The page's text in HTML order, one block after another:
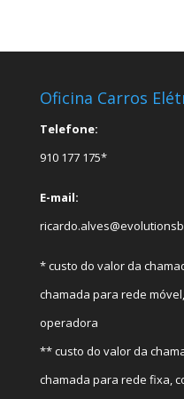
Oficina Carros
Telefone:
910 177 175*
E-mail:
* custo do valor da
chamada para rede
operadora
** custo do valor da
chamada para rede fixa,